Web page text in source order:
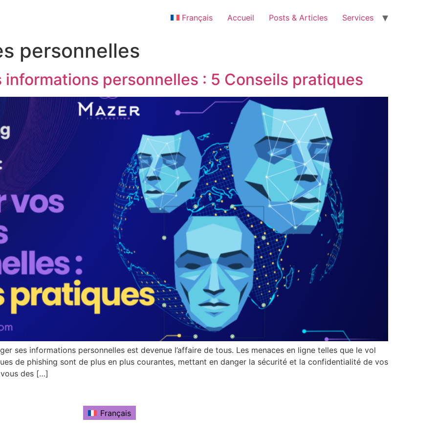
Français Accueil Posts & Articles Services
personnelles
personnelles : 5 Conseils pratiques
ses informations personnelles est devenue l’affaire de tous. Les menaces en ligne telles que le vol
de phishing sont de plus en plus courantes, mettant en danger la sécurité et la confidentialité de vos
des […]
Français